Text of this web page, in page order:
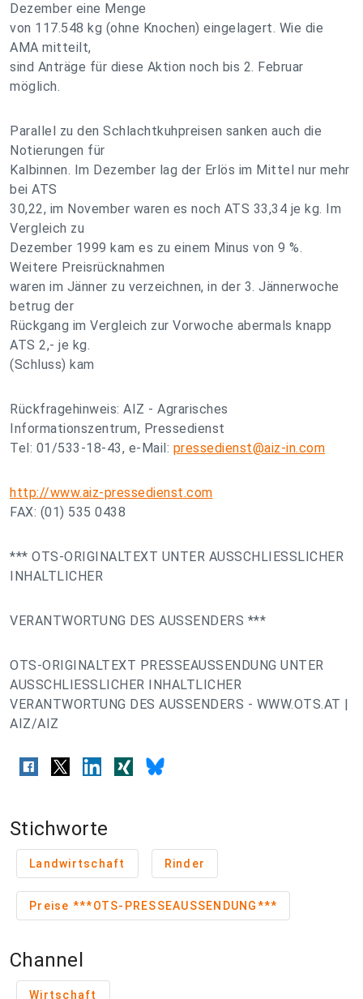
Dezember eine Menge
von 117.548 kg (ohne Knochen) eingelagert. Wie die
AMA mitteilt,
sind Anträge für diese Aktion noch bis 2. Februar
möglich.
Parallel zu den Schlachtkuhpreisen sanken auch die
Notierungen für
Kalbinnen. Im Dezember lag der Erlös im Mittel nur mehr
bei ATS
30,22, im November waren es noch ATS 33,34 je kg. Im
Vergleich zu
Dezember 1999 kam es zu einem Minus von 9 %.
Weitere Preisrücknahmen
waren im Jänner zu verzeichnen, in der 3. Jännerwoche
betrug der
Rückgang im Vergleich zur Vorwoche abermals knapp
ATS 2,- je kg.
(Schluss) kam
Rückfragehinweis: AIZ - Agrarisches
Informationszentrum, Pressedienst
Tel: 01/533-18-43, e-Mail: pressedienst@aiz-in.com
http://www.aiz-pressedienst.com
FAX: (01) 535 0438
*** OTS-ORIGINALTEXT UNTER AUSSCHLIESSLICHER
INHALTLICHER
VERANTWORTUNG DES AUSSENDERS ***
OTS-ORIGINALTEXT PRESSEAUSSENDUNG UNTER
AUSSCHLIESSLICHER INHALTLICHER
VERANTWORTUNG DES AUSSENDERS - WWW.OTS.AT |
AIZ/AIZ
Stichworte
Landwirtschaft Rinder
Preise ***OTS-PRESSEAUSSENDUNG***
Channel
Wirtschaft